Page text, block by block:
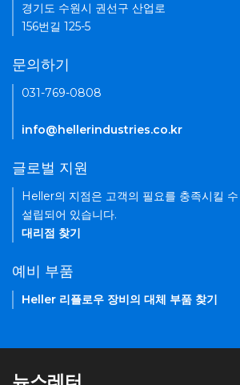
경기도 수원시 권선구 산업로
156번길 125-5
문의하기
031-769-0808
info@hellerindustries.co.kr
글로벌 지원
Heller의 지점은 고객의 필요를 충족시킬
설립되어 있습니다.
대리점 찾기
예비 부품
Heller 리플로우 장비의 대체 부품 찾기